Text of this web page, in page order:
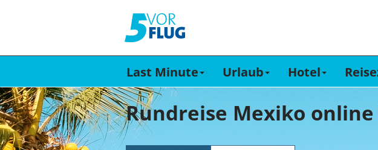
Last Minute Urlaub Hotel
Rundreise Mexiko